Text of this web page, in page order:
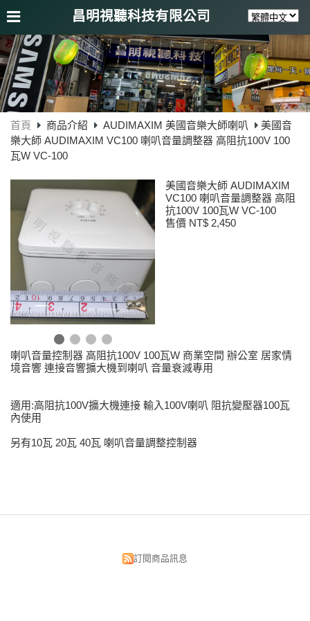
昌明視聽科技有限公司
首頁 商品介紹 AUDIMAXIM 美國音樂大師喇叭
美國音
樂大師 AUDIMAXIM VC100 喇叭音量調整器 高阻抗100V 100
瓦W VC-100
美國音樂大師 AUDIMAXIM
VC100 喇叭音量調整器 高阻
抗100V 100瓦W VC-100
售價 NT$ 2,450
喇叭音量控制器 高阻抗100V 100瓦W 商業空間 辦公室 居家情
境音響 連接音響擴大機到喇叭 音量衰減專用
適用:高阻抗100V擴大機連接 輸入100V喇叭 阻抗變壓器100瓦
內使用
另有10瓦 20瓦 40瓦 喇叭音量調整控制器
訂閱商品訊息